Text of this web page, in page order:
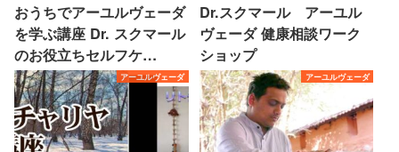
おうちでアーユルヴェーダ
を学ぶ講座 Dr. スクマール
のお役立ちセルフケ…
Dr.スクマール アーユル
ヴェーダ 健康相談ワーク
ショップ
アーユルヴェーダ アーユルヴェーダ